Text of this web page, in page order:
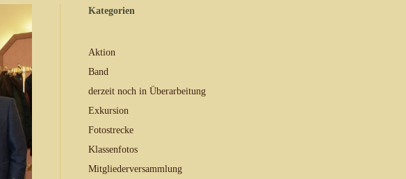
Kategorien
Aktion
Band
derzeit noch in Überarbeitung
Exkursion
Fotostrecke
Klassenfotos
Mitgliederversammlung